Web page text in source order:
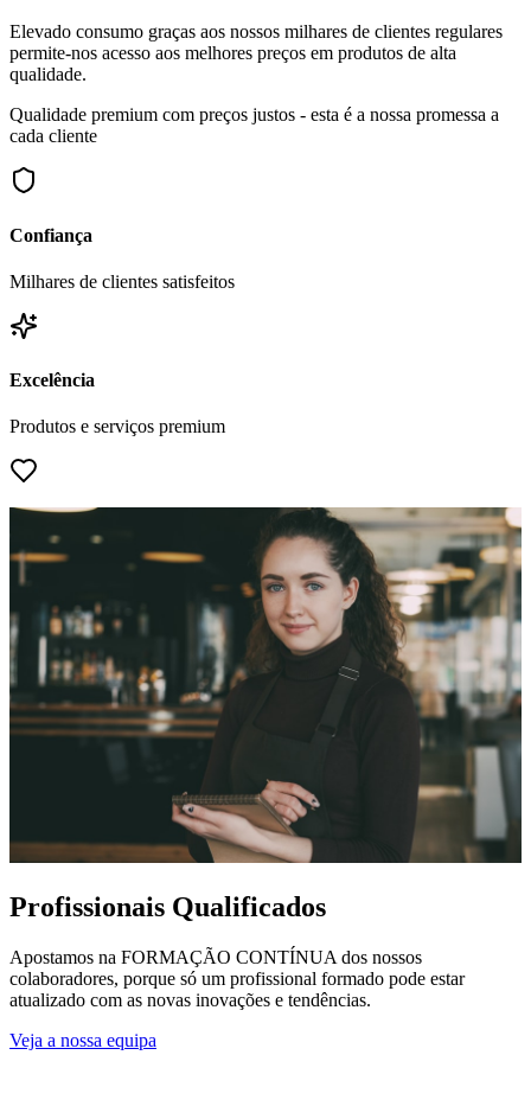
Elevado consumo graças aos nossos milhares de clientes regulares
permite-nos acesso aos melhores preços em produtos de alta
qualidade.
Qualidade premium com preços justos - esta é a nossa promessa a
cada cliente
Confiança
Milhares de clientes satisfeitos
Excelência
Produtos e serviços premium
Sempre focados em si
Profissionais Qualificados
Apostamos na FORMAÇÃO CONTÍNUA dos nossos
colaboradores, porque só um profissional formado pode estar
atualizado com as novas inovações e tendências.
Veja a nossa equipa